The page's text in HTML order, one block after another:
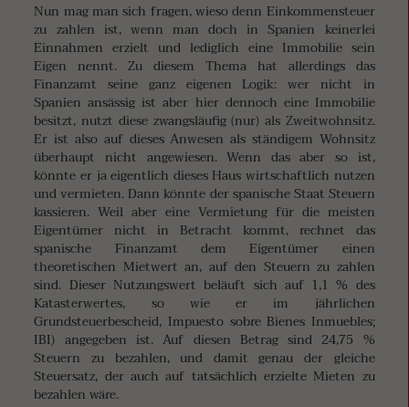
Nun mag man sich fragen, wieso denn Einkommensteuer
zu zahlen ist, wenn man doch in Spanien keinerlei
Einnahmen erzielt und lediglich eine Immobilie sein
Eigen nennt. Zu diesem Thema hat allerdings das
Finanzamt seine ganz eigenen Logik: wer nicht in
Spanien ansässig ist aber hier dennoch eine Immobilie
besitzt, nutzt diese zwangsläufig (nur) als Zweitwohnsitz.
Er ist also auf dieses Anwesen als ständigem Wohnsitz
überhaupt nicht angewiesen. Wenn das aber so ist,
könnte er ja eigentlich dieses Haus wirtschaftlich nutzen
und vermieten. Dann könnte der spanische Staat Steuern
kassieren. Weil aber eine Vermietung für die meisten
Eigentümer nicht in Betracht kommt, rechnet das
spanische Finanzamt dem Eigentümer einen
theoretischen Mietwert an, auf den Steuern zu zahlen
sind. Dieser Nutzungswert beläuft sich auf 1,1 % des
Katasterwertes, so wie er im jährlichen
Grundsteuerbescheid, Impuesto sobre Bienes Inmuebles;
IBI) angegeben ist. Auf diesen Betrag sind 24,75 %
Steuern zu bezahlen, und damit genau der gleiche
Steuersatz, der auch auf tatsächlich erzielte Mieten zu
bezahlen wäre.